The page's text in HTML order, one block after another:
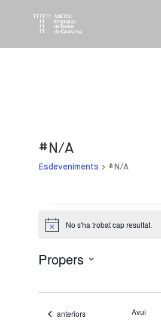
#N/A
Esdeveniments #N/A
Avís No s'ha trobat cap resultat.
Propers
una
Esdeveniments
anteriors Avui